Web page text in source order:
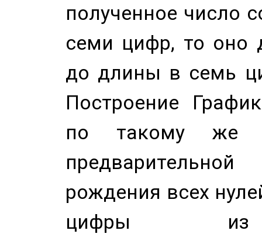
полученное число
семи цифр, то оно
до длины в семь
Построение
по такому же
рождения всех
цифры из